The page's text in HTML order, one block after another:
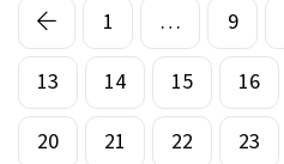
1 … 9
13
14 15 16
20
21 22 23